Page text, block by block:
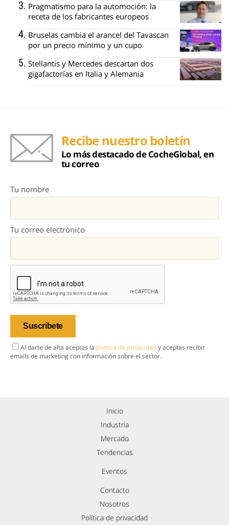
Pragmatismo para la automoción: la
receta de los fabricantes europeos
Bruselas cambia el arancel del Tavascan
por un precio mínimo y un cupo
Stellantis y Mercedes descartan dos
gigafactorías en Italia y Alemania
Recibe nuestro boletín
Lo más destacado de CocheGlobal, en
tu correo
Tu nombre
Tu correo electrónico
Al darte de alta aceptas la política de privacidady aceptas recibir
emails de marketing con información sobre el sector.
Inicio
Industria
Mercado
Tendencias
Eventos
Contacto
Nosotros
Política de privacidad